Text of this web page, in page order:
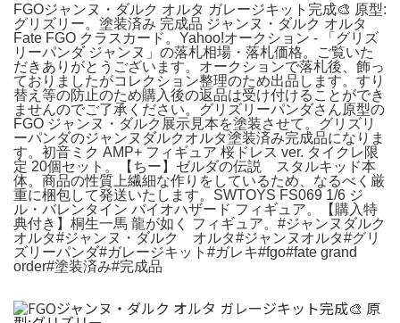
FGOジャンヌ・ダルク オルタ ガレージキット完成🎨 原型:
グリズリー。塗装済み 完成品 ジャンヌ・ダルク オルタ
Fate FGO クラスカード。Yahoo!オークション - 「グリズ
リーパンダ ジャンヌ」の落札相場・落札価格。ご覧いた
だきありがとうございます。オークションで落札後、飾っ
ておりましたがコレクション整理のため出品します。すり
替え等の防止のため購入後の返品は受け付けることができ
ませんのでご了承ください。グリズリーパンダさん原型の
FGO ジャンヌ・ダルク展示見本を塗装させて。グリズリ
ーパンダのジャンヌダルクオルタ塗装済み完成品になりま
す。初音ミク AMP+ フィギュア 桜ドレス ver. タイクレ限
定 20個セット。【ちー】ゼルダの伝説 スタルキッド本
体。商品の性質上繊細な作りをしているため、なるべく厳
重に梱包して発送いたします。SWTOYS FS069 1/6 ジ
ル・バレンタイン バイオハザード フィギュア。【購入特
典付き】桐生一馬 龍が如く フィギュア。#ジャンヌダルク
オルタ#ジャンヌ・ダルク オルタ#ジャンヌオルタ#グリ
ズリーパンダ#ガレージキット#ガレキ#fgo#fate grand
order#塗装済み#完成品